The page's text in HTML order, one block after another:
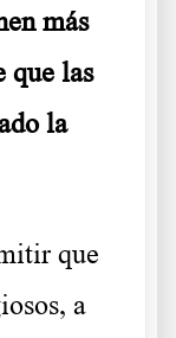
más
que las
la
que
a